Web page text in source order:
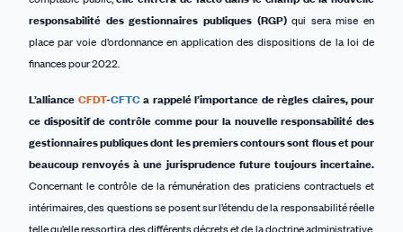
responsabilité des gestionnaires publiques (RGP)qui sera mise en
place par voie d’ordonnance en application des dispositions de la loi de
finances pour 2022.
L’alliance CFDT-CFTCa rappelé l’importance de règles claires, pour
ce dispositif de contrôle comme pour la nouvelle responsabilité des
gestionnaires publiques dont les premiers contours sont flous et pour
beaucoup renvoyés à une jurisprudence future toujours incertaine.
Concernant le contrôle de la rémunération des praticiens contractuels et
intérimaires, des questions se posent sur l’étendu de la responsabilité réelle
telle qu’elle ressortira des différents décrets et de la doctrine administrative.